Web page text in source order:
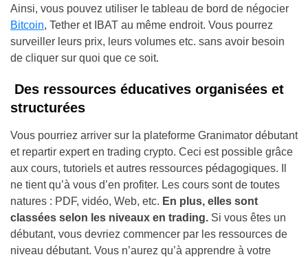
Ainsi, vous pouvez utiliser le tableau de bord de négocier
Bitcoin, Tether et IBAT au même endroit. Vous pourrez
surveiller leurs prix, leurs volumes etc. sans avoir besoin
de cliquer sur quoi que ce soit.
Des ressources éducatives organisées et
structurées
Vous pourriez arriver sur la plateforme Granimator débutant
et repartir expert en trading crypto. Ceci est possible grâce
aux cours, tutoriels et autres ressources pédagogiques. Il
ne tient qu’à vous d’en profiter. Les cours sont de toutes
natures : PDF, vidéo, Web, etc. En plus, elles sont
classées selon les niveaux en trading. Si vous êtes un
débutant, vous devriez commencer par les ressources de
niveau débutant. Vous n’aurez qu’à apprendre à votre